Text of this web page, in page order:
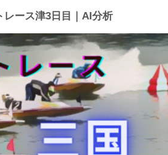
レース津3日目｜AI分析